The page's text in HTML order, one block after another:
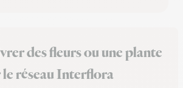
des fleurs ou une plante
réseau Interflora